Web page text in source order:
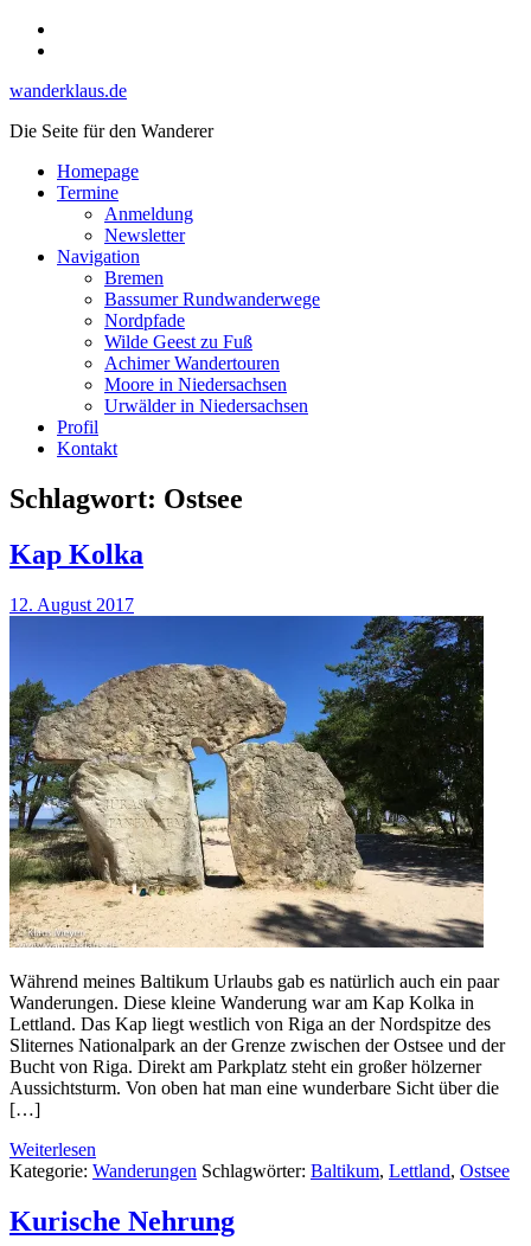
Skip
wanderklaus.de
Die Seite für den Wanderer
Homepage
Termine
Anmeldung
Newsletter
Navigation
Bremen
Bassumer Rundwanderwege
Nordpfade
Wilde Geest zu Fuß
Achimer Wandertouren
Moore in Niedersachsen
Urwälder in Niedersachsen
Profil
Kontakt
Schlagwort: Ostsee
Kap Kolka
12. August 2017
Während meines Baltikum Urlaubs gab es natürlich auch ein paar
Wanderungen. Diese kleine Wanderung war am Kap Kolka in
Lettland. Das Kap liegt westlich von Riga an der Nordspitze des
Sliternes Nationalpark an der Grenze zwischen der Ostsee und der
Bucht von Riga. Direkt am Parkplatz steht ein großer hölzerner
Aussichtsturm. Von oben hat man eine wunderbare Sicht über die
[…]
Weiterlesen
Kategorie: Wanderungen Schlagwörter: Baltikum, Lettland, Ostsee
Kurische Nehrung